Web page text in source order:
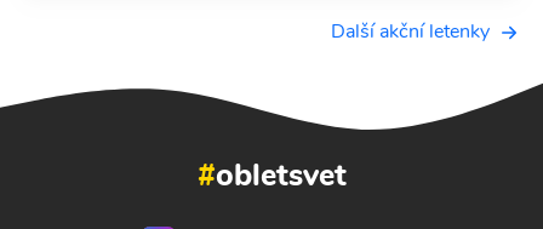
Další akční letenky
#obletsvet